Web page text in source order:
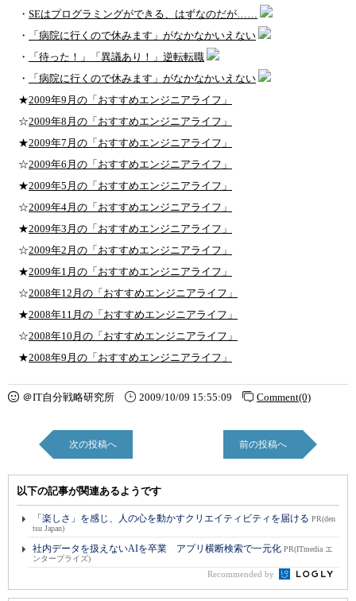
・ SEはプログラミングができる、はずなのだが……
・
「病院に行くので休みます」がなかなかいえない
・
「待った！」「異議あり！」逆転転職
・
「病院に行くので休みます」がなかなかいえない
★2009年9月の「おすすめエンジニアライフ」
☆2009年8月の「おすすめエンジニアライフ」
★2009年7月の「おすすめエンジニアライフ」
☆2009年6月の「おすすめエンジニアライフ」
★2009年5月の「おすすめエンジニアライフ」
☆2009年4月の「おすすめエンジニアライフ」
★2009年3月の「おすすめエンジニアライフ」
☆2009年2月の「おすすめエンジニアライフ」
★2009年1月の「おすすめエンジニアライフ」
☆2008年12月の「おすすめエンジニアライフ」
★2008年11月の「おすすめエンジニアライフ」
☆2008年10月の「おすすめエンジニアライフ」
★2008年9月の「おすすめエンジニアライフ」
＠IT自分戦略研究所 2009/10/09 15:55:09 Comment(0)
次の投稿へ 前の投稿へ
以下の記事が関連あるようです
「楽しさ」を感じ、人の心を動かすクリエイティビティを届ける PR(den
tsu Japan)
社内データを扱えないAIを卒業 アプリ横断検索で一元化 PR(ITmedia エ
ンタープライズ)
Recommended by